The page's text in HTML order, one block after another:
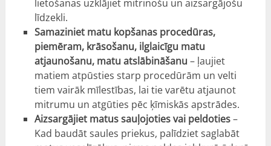
lietošanas uzklājiet mitrinošu un aizsargājošu
līdzekli.
Samaziniet matu kopšanas procedūras,
piemēram, krāsošanu, ilglaicīgu matu
atjaunošanu, matu atslābināšanu – ļaujiet
matiem atpūsties starp procedūrām un velti
tiem vairāk mīlestības, lai tie varētu atjaunot
mitrumu un atgūties pēc ķīmiskās apstrādes.
Aizsargājiet matus sauļojoties vai peldoties–
Kad baudāt saules priekus, palīdziet saglabāt